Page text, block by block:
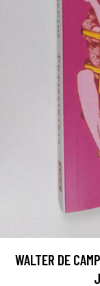
WALTER DE